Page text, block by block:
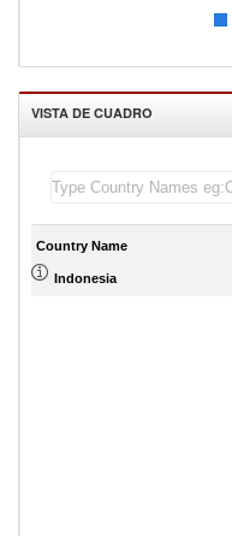
VISTA DE CUADRO
Country Name
Indonesia